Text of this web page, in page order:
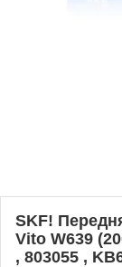
SKF!
Vito W639
, 803055 ,